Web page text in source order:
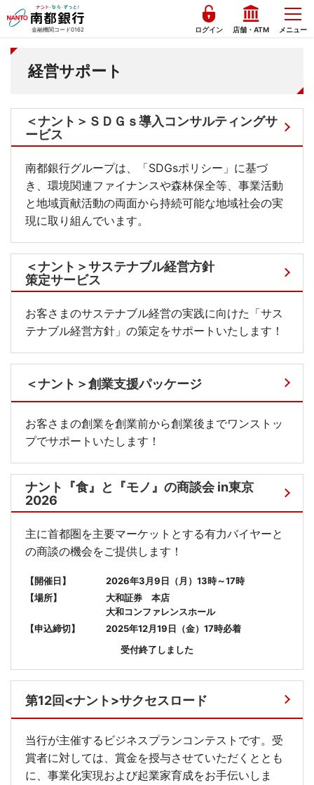
金融機関コード0162 ログイン 店舗・ATM メニュー
経営サポート
＜ナント＞ＳＤＧｓ導入コンサルティングサ
ービス
南都銀行グループは、「SDGsポリシー」に基づ
き、環境関連ファイナンスや森林保全等、事業活動
と地域貢献活動の両面から持続可能な地域社会の実
現に取り組んでいます。
＜ナント＞サステナブル経営方針
策定サービス
お客さまのサステナブル経営の実践に向けた「サス
テナブル経営方針」の策定をサポートいたします！
＜ナント＞創業支援パッケージ
お客さまの創業を創業前から創業後までワンストッ
プでサポートいたします！
ナント『食』と『モノ』の商談会 in東京
2026
主に首都圏を主要マーケットとする有力バイヤーと
の商談の機会をご提供します！
【開催日】
2026年3月9日（月）13時～17時
【場所】
大和証券 本店
大和コンファレンスホール
【申込締切】
2025年12月19日（金）17時必着
受付終了しました
第12回<ナント>サクセスロード
当行が主催するビジネスプランコンテストです。受
賞者に対しては、賞金を授与させていただくととも
に、事業化実現および起業家育成をお手伝いしま